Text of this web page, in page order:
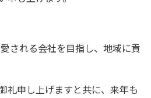
される会社を目指し、地域に貢
礼申し上げますと共に、来年も